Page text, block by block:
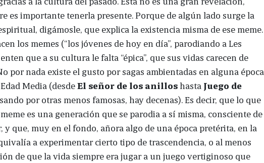
es importante tenerla presente. Porque de algún lado surge la
digámosle, que explica la existencia misma de ese meme.
los memes (“los jóvenes de hoy en día”, parodiando a Les
que a su cultura le falta “épica”, que sus vidas carecen de
por nada existe el gusto por sagas ambientadas en alguna época
Media (desdeEl señor de los anilloshasta Juego de
por otras menos famosas, hay decenas). Es decir, que lo que
es una generación que se parodia a sí misma, consciente de
y que, muy en el fondo, añora algo de una época pretérita, en la
a experimentar cierto tipo de trascendencia, o al menos
de que la vida siempre era jugar a un juego vertiginoso que